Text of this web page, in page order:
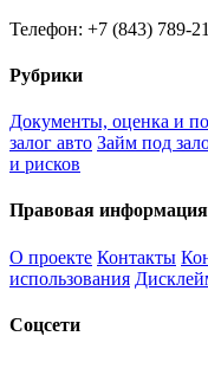
Телефон: +7 (843) 789-
Рубрики
Документы, оценка и
залог авто Займ под
и рисков
Правовая информация
О проекте Контакты
использования
Соцсети